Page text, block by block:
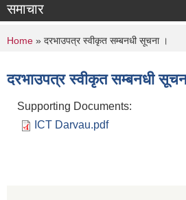
समाचार
You are here
Home » दरभाउपत्र स्वीकृत सम्बनधी सूचना ।
दरभाउपत्र स्वीकृत सम्बनधी
Supporting Documents:
ICT Darvau.pdf